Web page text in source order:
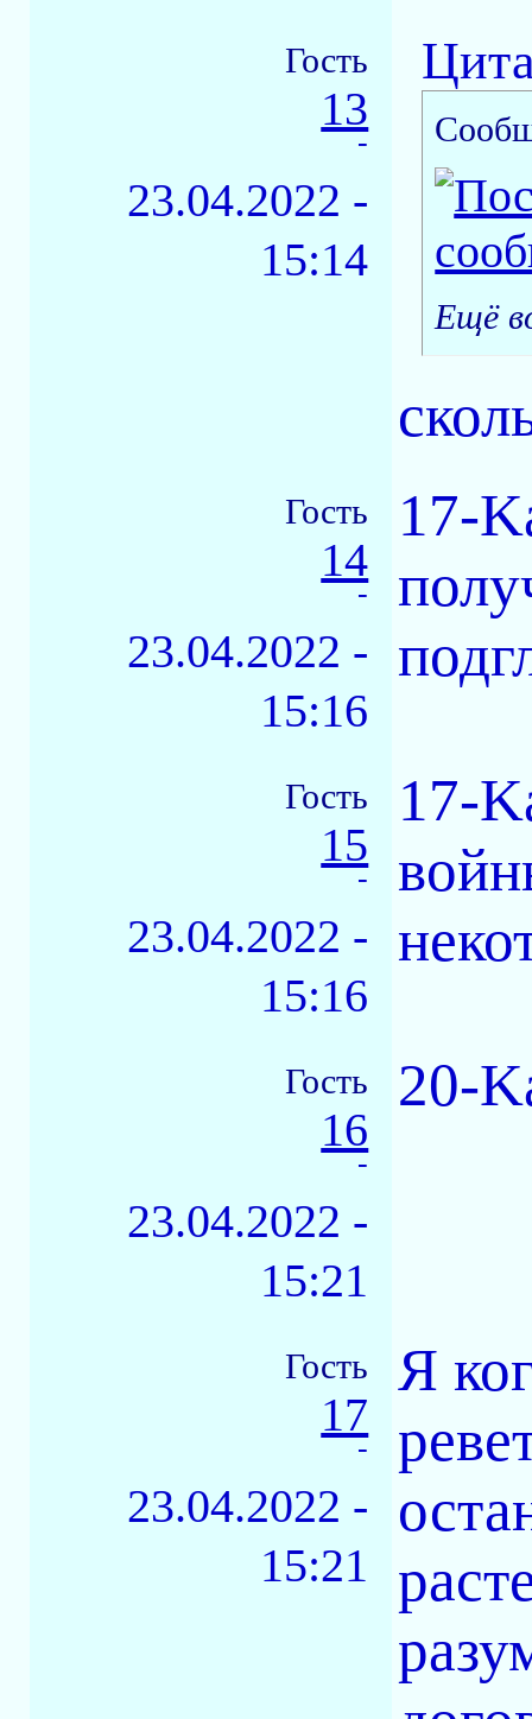
Гость
13
-
23.04.2022 -
15:14
Ещё
Гость
14
-
23.04.2022 -
15:16
17-
Гость
15
-
23.04.2022 -
15:16
17-
Гость
16
-
23.04.2022 -
15:21
20-
Гость
17
-
23.04.2022 -
15:21
Я